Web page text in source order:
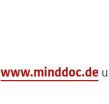
www.minddoc.de